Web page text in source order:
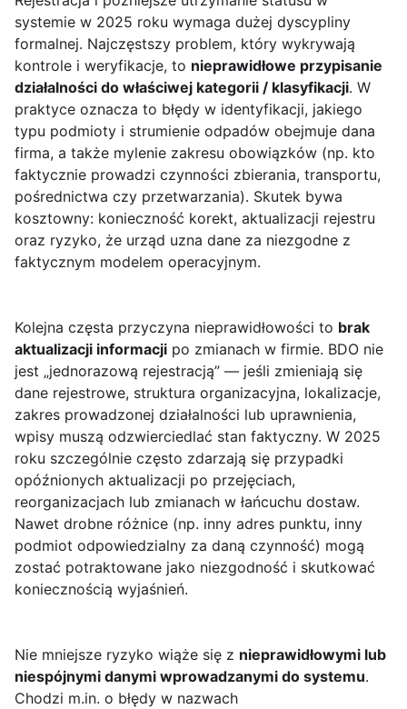
systemie w 2025 roku wymaga dużej dyscypliny
formalnej. Najczęstszy problem, który wykrywają
kontrole i weryfikacje, to nieprawidłowe przypisanie
działalności do właściwej kategorii / klasyfikacji. W
praktyce oznacza to błędy w identyfikacji, jakiego
typu podmioty i strumienie odpadów obejmuje dana
firma, a także mylenie zakresu obowiązków (np. kto
faktycznie prowadzi czynności zbierania, transportu,
pośrednictwa czy przetwarzania). Skutek bywa
kosztowny: konieczność korekt, aktualizacji rejestru
oraz ryzyko, że urząd uzna dane za niezgodne z
faktycznym modelem operacyjnym.
Kolejna częsta przyczyna nieprawidłowości to brak
aktualizacji informacji po zmianach w firmie. BDO nie
jest „jednorazową rejestracją” — jeśli zmieniają się
dane rejestrowe, struktura organizacyjna, lokalizacje,
zakres prowadzonej działalności lub uprawnienia,
wpisy muszą odzwierciedlać stan faktyczny. W 2025
roku szczególnie często zdarzają się przypadki
opóźnionych aktualizacji po przejęciach,
reorganizacjach lub zmianach w łańcuchu dostaw.
Nawet drobne różnice (np. inny adres punktu, inny
podmiot odpowiedzialny za daną czynność) mogą
zostać potraktowane jako niezgodność i skutkować
koniecznością wyjaśnień.
Nie mniejsze ryzyko wiąże się z nieprawidłowymi lub
niespójnymi danymi wprowadzanymi do systemu.
Chodzi m.in. o błędy w nazwach